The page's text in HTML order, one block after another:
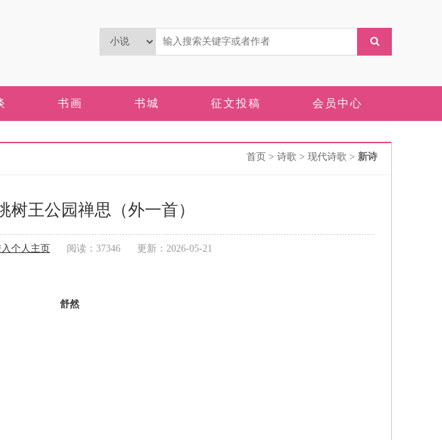
书画 书城 征文投稿 会员中心
首页 > 诗歌 > 现代诗歌 > 新诗
树王公园禅思（外一首）
个人主页 阅读：37346 更新：2026-05-21
舒然